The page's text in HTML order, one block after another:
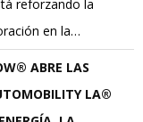
reforzando la
en la…
ABRE LAS
LA®